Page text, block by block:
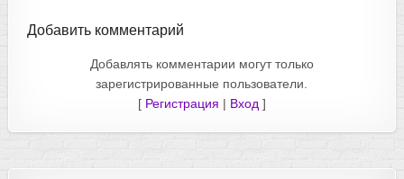
Добавить комментарий
Добавлять комментарии могут только
зарегистрированные пользователи.
[ Регистрация | Вход ]